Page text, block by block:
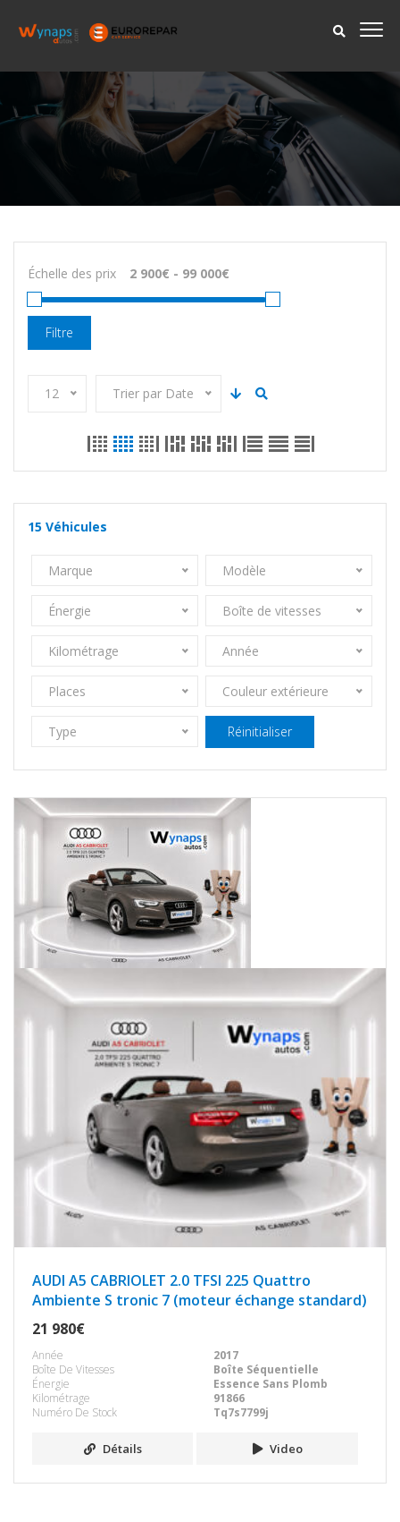
Échelle des prix
Filtre
12 Trier par Date
15 Véhicules
Marque Modèle
Énergie Boîte de vitesses
Kilométrage Année
Places Couleur extérieure
Type Réinitialiser
AUDI A5 CABRIOLET 2.0 TFSI 225 Quattro
Ambiente S tronic 7 (moteur échange standard)
21 980€
Année
2017
Boîte De Vitesses
Boîte Séquentielle
Énergie
Essence Sans Plomb
Kilométrage
91866
Numéro De Stock
Tq7s7799j
Détails Video